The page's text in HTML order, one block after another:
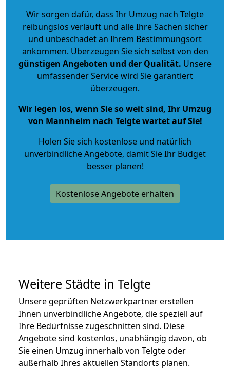
Wir sorgen dafür, dass Ihr Umzug nach Telgte
reibungslos verläuft und alle Ihre Sachen sicher
und unbeschadet an Ihrem Bestimmungsort
ankommen. Überzeugen Sie sich selbst von den
günstigen Angeboten und der Qualität. Unsere
umfassender Service wird Sie garantiert
überzeugen.
Wir legen los, wenn Sie so weit sind, Ihr Umzug
von Mannheim nach Telgte wartet auf Sie!
Holen Sie sich kostenlose und natürlich
unverbindliche Angebote, damit Sie Ihr Budget
besser planen!
Kostenlose Angebote erhalten
Weitere Städte in Telgte
Unsere geprüften Netzwerkpartner erstellen
Ihnen unverbindliche Angebote, die speziell auf
Ihre Bedürfnisse zugeschnitten sind. Diese
Angebote sind kostenlos, unabhängig davon, ob
Sie einen Umzug innerhalb von Telgte oder
außerhalb Ihres aktuellen Standorts planen.